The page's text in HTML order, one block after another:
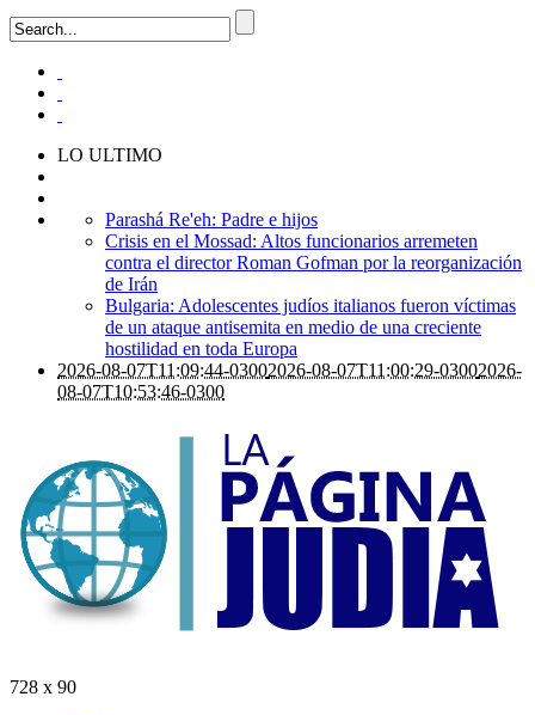
LO ULTIMO
Parashá Re'eh: Padre e hijos
Crisis en el Mossad: Altos funcionarios arremeten
contra el director Roman Gofman por la reorganización
de Irán
Bulgaria: Adolescentes judíos italianos fueron víctimas
de un ataque antisemita en medio de una creciente
hostilidad en toda Europa
2026-08-07T11:09:44-03002026-08-07T11:00:29-03002026-
08-07T10:53:46-0300
728 x 90